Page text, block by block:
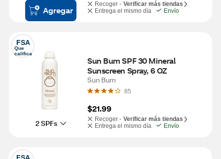
Agregar
Recoger - Verificar más tiendas
Entrega el mismo día
Envío
FSA
Que
califica
2 SPFs
Sun Bum SPF 30 Mineral
Sunscreen Spray, 6 OZ
Sun Bum
85
$21.99
Recoger - Verificar más tiendas
Entrega el mismo día
Envío